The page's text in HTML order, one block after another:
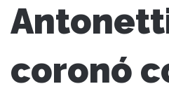
coronó